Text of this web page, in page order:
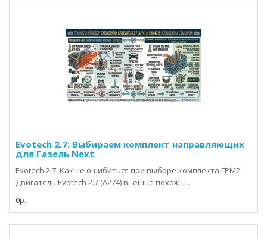
Evotech 2.7: Выбираем комплект направляющих
для Газель Next
Evotech 2.7: Как не ошибиться при выборе комплекта ГРМ?
Двигатель Evotech 2.7 (A274) внешне похож н..
0р.